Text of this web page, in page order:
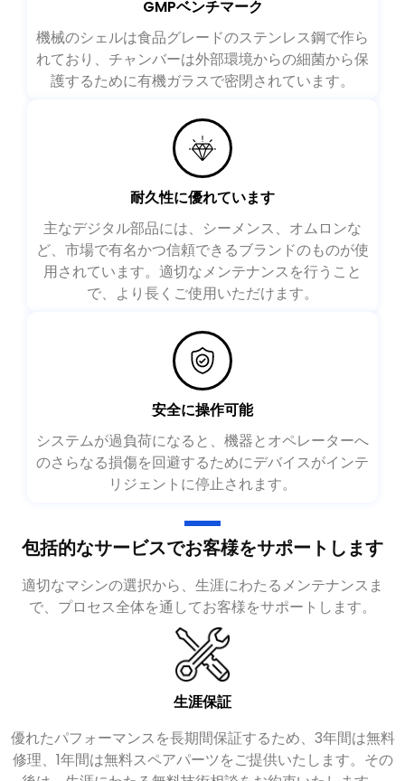
機械のシェルは食品グレードのステンレス鋼で作ら
れており、チャンバーは外部環境からの細菌から保
護するために有機ガラスで密閉されています。
耐久性に優れています
主なデジタル部品には、シーメンス、オムロンな
ど、市場で有名かつ信頼できるブランドのものが使
用されています。適切なメンテナンスを行うこと
で、より長くご使用いただけます。
安全に操作可能
システムが過負荷になると、機器とオペレーターへ
のさらなる損傷を回避するためにデバイスがインテ
リジェントに停止されます。
包括的なサービスでお客様をサポートします
適切なマシンの選択から、生涯にわたるメンテナンスま
で、プロセス全体を通してお客様をサポートします。
生涯保証
優れたパフォーマンスを長期間保証するため、3年間は無料
修理、1年間は無料スペアパーツをご提供いたします。その